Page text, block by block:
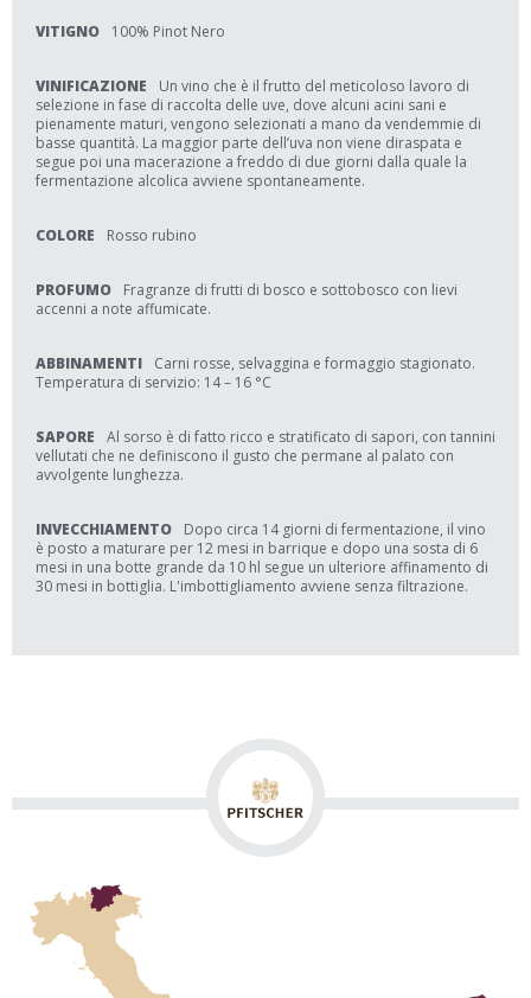
VITIGNO 100% Pinot Nero
VINIFICAZIONE
Un vino che è il frutto del meticoloso lavoro di
selezione in fase di raccolta delle uve, dove alcuni acini sani e
pienamente maturi, vengono selezionati a mano da vendemmie di
basse quantità. La maggior parte dell’uva non viene diraspata e
segue poi una macerazione a freddo di due giorni dalla quale la
fermentazione alcolica avviene spontaneamente.
COLORE Rosso rubino
PROFUMO
Fragranze di frutti di bosco e sottobosco con lievi
accenni a note affumicate.
ABBINAMENTI
Carni rosse, selvaggina e formaggio stagionato.
Temperatura di servizio: 14 – 16 °C
SAPORE
Al sorso è di fatto ricco e stratificato di sapori, con tannini
vellutati che ne definiscono il gusto che permane al palato con
avvolgente lunghezza.
INVECCHIAMENTO
Dopo circa 14 giorni di fermentazione, il vino
è posto a maturare per 12 mesi in barrique e dopo una sosta di 6
mesi in una botte grande da 10 hl segue un ulteriore affinamento di
30 mesi in bottiglia. L'imbottigliamento avviene senza filtrazione.